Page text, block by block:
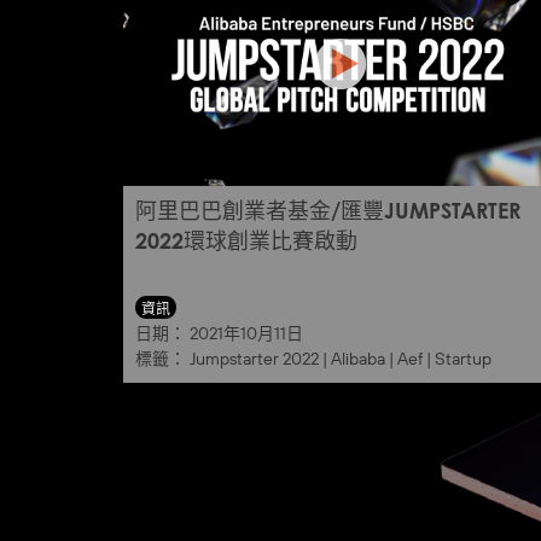
阿里巴巴創業者基金/匯豐JUMPSTARTER
2022環球創業比賽啟動
資訊
日期： 2021年10月11日
標籤： Jumpstarter 2022 | Alibaba | Aef | Startup